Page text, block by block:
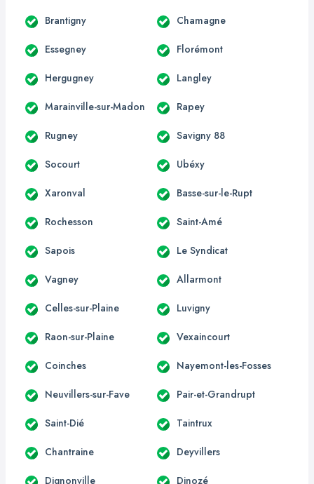
Brantigny Chamagne
Essegney Florémont
Hergugney Langley
Marainville-sur-Madon Rapey
Rugney Savigny 88
Socourt Ubéxy
Xaronval Basse-sur-le-Rupt
Rochesson Saint-Amé
Sapois Le Syndicat
Vagney Allarmont
Celles-sur-Plaine Luvigny
Raon-sur-Plaine Vexaincourt
Coinches Nayemont-les-Fosses
Neuvillers-sur-Fave Pair-et-Grandrupt
Saint-Dié Taintrux
Chantraine Deyvillers
Dignonville Dinozé